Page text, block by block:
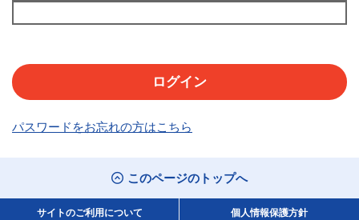
パスワードをお忘れの方はこちら
このページのトップへ
サイトのご利用について 個人情報保護方針